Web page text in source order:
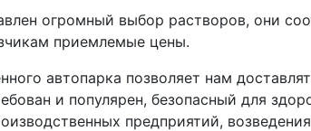
огромный выбор растворов, они
приемлемые цены.
автопарка позволяет нам
и популярен, безопасный для
предприятий,